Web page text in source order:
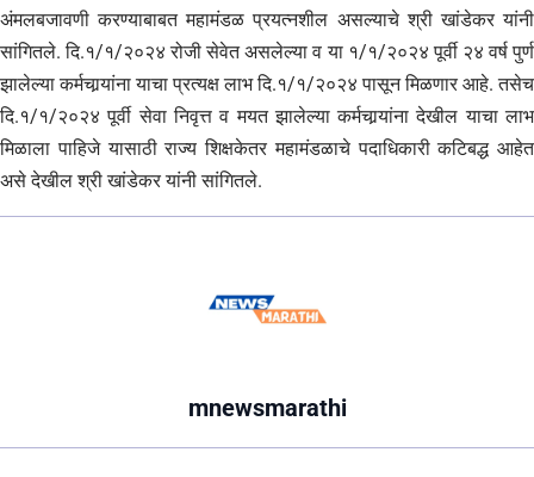
अंमलबजावणी करण्याबाबत महामंडळ प्रयत्नशील असल्याचे श्री खांडेकर यांनी
सांगितले. दि.१/१/२०२४ रोजी सेवेत असलेल्या व या १/१/२०२४ पूर्वी २४ वर्ष पुर्ण
झालेल्या कर्मचार्‍यांना याचा प्रत्यक्ष लाभ दि.१/१/२०२४ पासून मिळणार आहे. तसेच
दि.१/१/२०२४ पूर्वी सेवा निवृत्त व मयत झालेल्या कर्मचार्‍यांना देखील याचा लाभ
मिळाला पाहिजे यासाठी राज्य शिक्षकेतर महामंडळाचे पदाधिकारी कटिबद्ध आहेत
असे देखील श्री खांडेकर यांनी सांगितले.
mnewsmarathi